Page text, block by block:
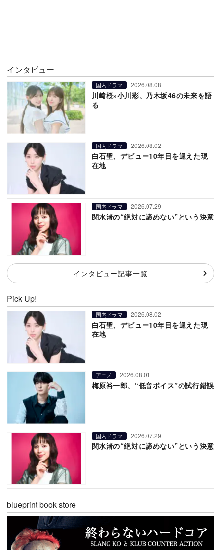
インタビュー
国内ドラマ 2026.08.08
川﨑桜×小川彩、乃木坂46の未来を語
る
国内ドラマ 2026.08.02
白石聖、デビュー10年目を迎えた現
在地
国内ドラマ 2026.07.29
関水渚の“絶対に諦めない”という決意
インタビュー記事一覧
Pick Up!
国内ドラマ 2026.08.02
白石聖、デビュー10年目を迎えた現
在地
アニメ 2026.08.01
梅原裕一郎、“低音ボイス”の試行錯誤
国内ドラマ 2026.07.29
関水渚の“絶対に諦めない”という決意
blueprint book store